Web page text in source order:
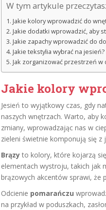
W tym artykule
Jakie kolory wprowadzić do
Jakie dodatki wprowadzić, aby
Jakie zapachy wprowadzić do
Jakie tekstylia wybrać na jesień?
Jak zorganizować przestrzeń w
Jakie kolory
Jesień to wyjątkowy czas, gdy
naszych wnętrzach. Warto, aby
zmiany, wprowadzając nas w
zieleni świetnie komponują się z
Brązy to kolory, które kojarzą
elementach wystroju, takich jak
brązowych akcentów sprawi, że
Odcienie pomarańczu
na przykład w poduszkach,